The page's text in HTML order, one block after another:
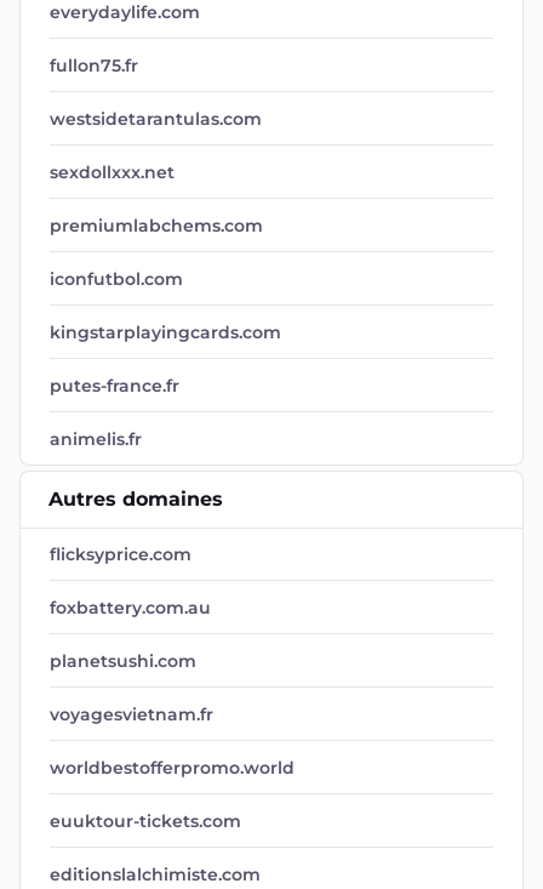
everydaylife.com
fullon75.fr
westsidetarantulas.com
sexdollxxx.net
premiumlabchems.com
iconfutbol.com
kingstarplayingcards.com
putes-france.fr
animelis.fr
Autres domaines
flicksyprice.com
foxbattery.com.au
planetsushi.com
voyagesvietnam.fr
worldbestofferpromo.world
euuktour-tickets.com
editionslalchimiste.com